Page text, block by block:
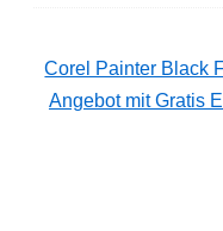
Corel Painter Black
Angebot mit Gratis